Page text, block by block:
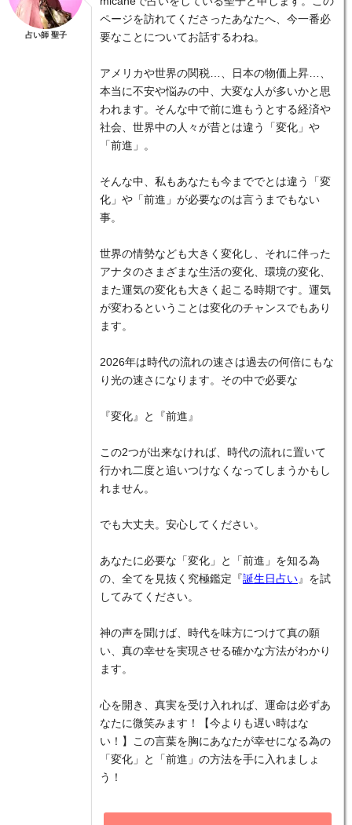
占い師 聖子
ページを訪れてくださったあなたへ、今一番必
要なことについてお話するわね。
アメリカや世界の関税…、日本の物価上昇…、
本当に不安や悩みの中、大変な人が多いかと思
われます。そんな中で前に進もうとする経済や
社会、世界中の人々が昔とは違う「変化」や
「前進」。
そんな中、私もあなたも今まででとは違う「変
化」や「前進」が必要なのは言うまでもない
事。
世界の情勢なども大きく変化し、それに伴った
アナタのさまざまな生活の変化、環境の変化、
また運気の変化も大きく起こる時期です。運気
が変わるということは変化のチャンスでもあり
ます。
2026年は時代の流れの速さは過去の何倍にもな
り光の速さになります。その中で必要な
『変化』と『前進』
この2つが出来なければ、時代の流れに置いて
行かれ二度と追いつけなくなってしまうかもし
れません。
でも大丈夫。安心してください。
あなたに必要な「変化」と「前進」を知る為
の、全てを見抜く究極鑑定『誕生日占い 』を試
してみてください。
神の声を聞けば、時代を味方につけて真の願
い、真の幸せを実現させる確かな方法がわかり
ます。
心を開き、真実を受け入れれば、運命は必ずあ
なたに微笑みます！【今よりも遅い時はな
い！】この言葉を胸にあなたが幸せになる為の
「変化」と「前進」の方法を手に入れましょ
う！